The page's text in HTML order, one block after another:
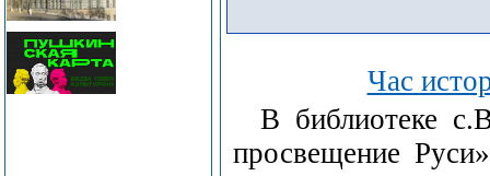
Час
В библиотеке
просвещение